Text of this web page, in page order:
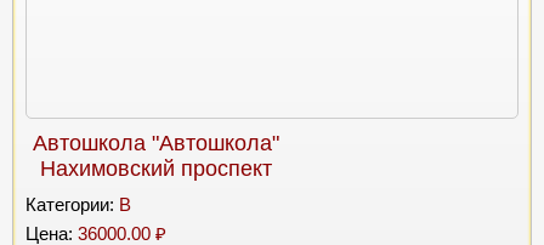
Автошкола "Автошкола"
Нахимовский проспект
Категории: B
Цена: 36000.00 ₽